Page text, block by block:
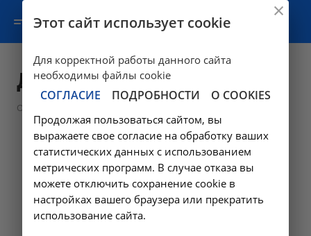
Документы
О клинике
Этот сайт использует cookie
Для корректной работы данного сайта
необходимы файлы cookie
СОГЛАСИЕ ПОДРОБНОСТИ О COOKIES
Продолжая пользоваться сайтом, вы
выражаете свое согласие на обработку ваших
статистических данных с использованием
метрических программ. В случае отказа вы
можете отключить сохранение cookie в
настройках вашего браузера или прекратить
использование сайта.